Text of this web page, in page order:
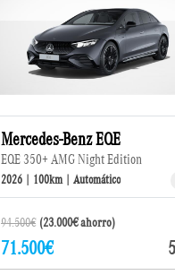
Mercedes-Benz EQE
EQE 350+ AMG Night Edition
2026 | 100km | Automático
94.500€ (23.000€ ahorro)
71.500€